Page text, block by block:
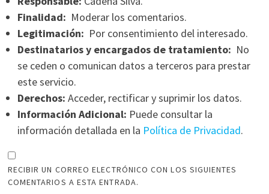
Finalidad: Moderar los comentarios.
Legitimación: Por consentimiento del interesado.
Destinatarios y encargados de tratamiento: No
se ceden o comunican datos a terceros para prestar
este servicio.
Derechos: Acceder, rectificar y suprimir los datos.
Información Adicional: Puede consultar la
información detallada en la Política de Privacidad.
RECIBIR UN CORREO ELECTRÓNICO CON LOS SIGUIENTES
COMENTARIOS A ESTA ENTRADA.